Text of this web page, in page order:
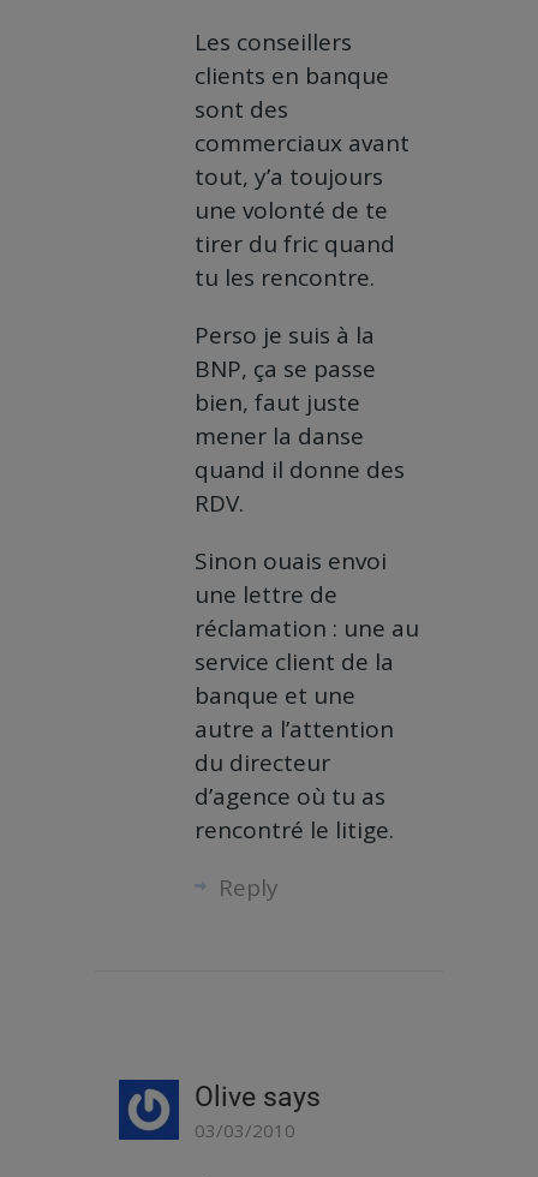
Les conseillers
clients en banque
sont des
commerciaux avant
tout, y’a toujours
une volonté de te
tirer du fric quand
tu les rencontre.
Perso je suis à la
BNP, ça se passe
bien, faut juste
mener la danse
quand il donne des
RDV.
Sinon ouais envoi
une lettre de
réclamation : une au
service client de la
banque et une
autre a l’attention
du directeur
d’agence où tu as
rencontré le litige.
Reply
Olive says
03/03/2010